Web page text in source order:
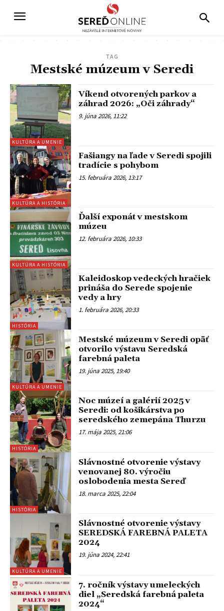
TAG
Mestské múzeum v Seredi
KULTÚRA A UMENIE
Víkend otvorených parkov a
záhrad 2026: „Oči záhrady“
9. júna 2026, 11:22
KULTÚRA A HISTÓRIA
Fašiangy na ľade v Seredi spojili
tradície s pohybom
15. februára 2026, 13:17
KULTÚRA A HISTÓRIA
Ďalší exponát v mestskom
múzeu
12. februára 2026, 10:33
HISTÓRIA
Kaleidoskop vedeckých hračiek
prináša do Serede spojenie
vedy a hry
1. februára 2026, 20:33
KULTÚRA A UMENIE
Mestské múzeum v Seredi opäť
otvorilo výstavu Seredská
farebná paleta
19. júna 2025, 19:40
HISTÓRIA
Noc múzeí a galérií 2025 v
Seredi: od košikárstva po
seredského zemepána Thurzu
17. mája 2025, 21:06
HISTÓRIA
Slávnostné otvorenie výstavy
venovanej 80. výročiu
oslobodenia mesta Sereď
18. marca 2025, 22:04
KULTÚRA A UMENIE
Slávnostné otvorenie výstavy
SEREDSKÁ FAREBNÁ PALETA
2024
19. júna 2024, 22:41
7. ročník výstavy umeleckých
diel „Seredská farebná paleta
2024“